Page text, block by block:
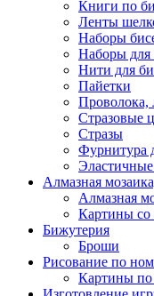
Книги по
Ленты
Наборы
Наборы для
Нити для
Пайетки
Проволока,
Стразовые
Стразы
Фурнитура
Эластичные
Алмазная
Алмазная
Картины co
Бижутерия
Броши
Рисование по
Картины